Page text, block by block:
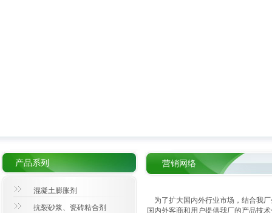
产品系列
混凝土膨胀剂
抗裂砂浆、瓷砖粘合剂
营销网络
为了扩大国内外行业市场，结合我
国内外客商和用户提供我厂的产品技